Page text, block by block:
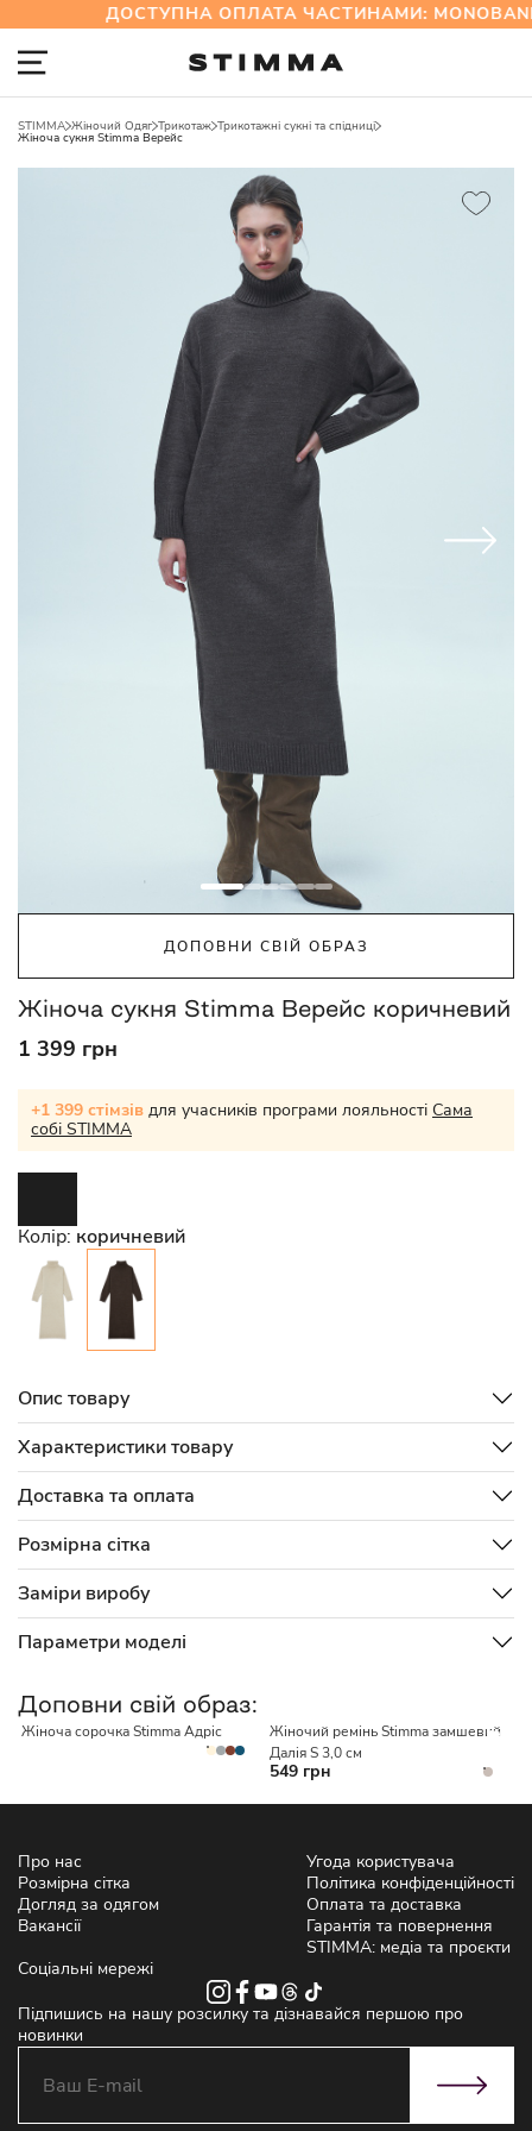
ДОСТУПНА ОПЛАТА ЧАСТИНАМИ:
STIMMA Жіночий Одяг Трикотаж Трикотажні сукні та спідниці
Жіноча сукня Stimma Верейс
ДОПОВНИ СВІЙ ОБРАЗ
Жіноча сукня Stimma Верейс коричневий
1 399 грн
+1 399 стімзів для учасників програми лояльності Сама
собі STIMMA
Колір: коричневий
Опис товару
Характеристики товару
Доставка та оплата
Розмірна сітка
Заміри виробу
Параметри моделі
Доповни свій образ:
НЕМАЄ В НАЯВНОСТІ
Жіноча сорочка Stimma Адріс
Жіночий ремінь Stimma замшевий
Далія S 3,0 см
549 грн
Про нас
Розмірна сітка
Догляд за одягом
Вакансії
Угода користувача
Політика конфіденційності
Оплата та доставка
Гарантія та повернення
STIMMA: медіа та проєкти
Соціальні мережі
Підпишись на нашу розсилку та дізнавайся першою про
новинки